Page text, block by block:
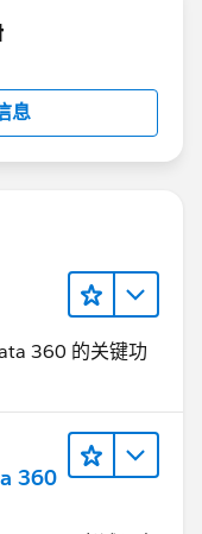
息
360 的关键功
360